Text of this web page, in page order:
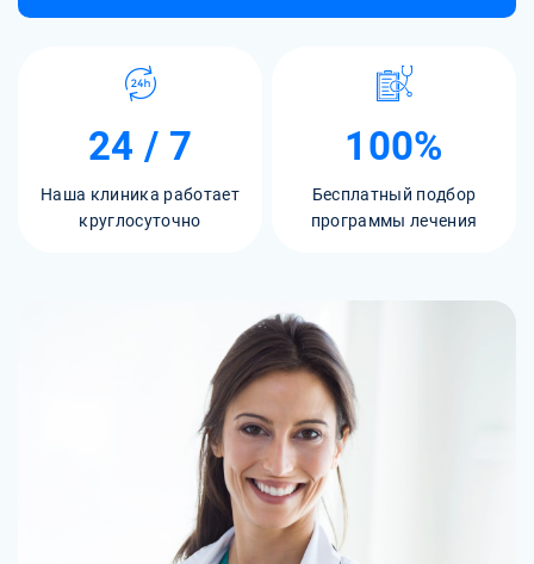
24 / 7
Наша клиника работает
круглосуточно
100%
Бесплатный подбор
программы лечения